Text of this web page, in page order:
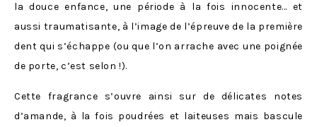
la douce enfance, une période à la fois innocente… et
aussi traumatisante, à l’image de l’épreuve de la première
dent qui s’échappe (ou que l’on arrache avec une poignée
de porte, c’est selon !).
Cette fragrance s’ouvre ainsi sur de délicates notes
d’amande, à la fois poudrées et laiteuses mais bascule